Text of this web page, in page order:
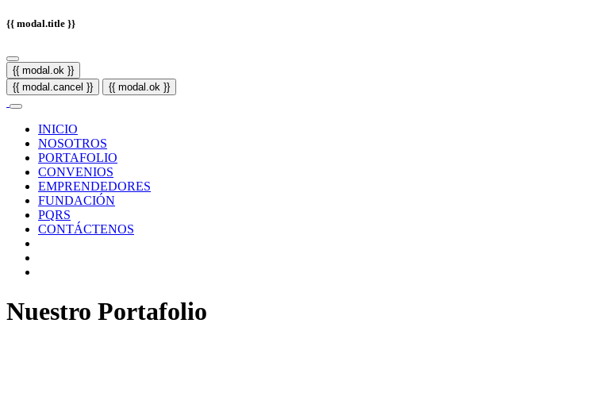
{{ modal.title }}
{{ modal.ok }}
{{ modal.cancel }}
{{ modal.ok }}
INICIO
NOSOTROS
PORTAFOLIO
CONVENIOS
EMPRENDEDORES
FUNDACIÓN
PQRS
CONTÁCTENOS
Nuestro Portafolio